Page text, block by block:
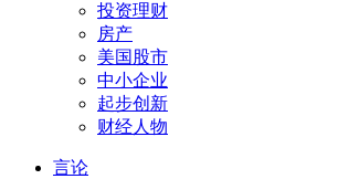
投资理财
房产
美国股市
中小企业
起步创新
财经人物
言论